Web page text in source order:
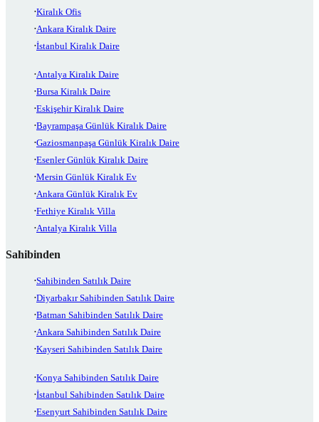
Kiralık Ofis
Ankara Kiralık Daire
İstanbul Kiralık Daire
Antalya Kiralık Daire
Bursa Kiralık Daire
Eskişehir Kiralık Daire
Bayrampaşa Günlük Kiralık Daire
Gaziosmanpaşa Günlük Kiralık Daire
Esenler Günlük Kiralık Daire
Mersin Günlük Kiralık Ev
Ankara Günlük Kiralık Ev
Fethiye Kiralık Villa
Antalya Kiralık Villa
Sahibinden
Sahibinden Satılık Daire
Diyarbakır Sahibinden Satılık Daire
Batman Sahibinden Satılık Daire
Ankara Sahibinden Satılık Daire
Kayseri Sahibinden Satılık Daire
Konya Sahibinden Satılık Daire
İstanbul Sahibinden Satılık Daire
Esenyurt Sahibinden Satılık Daire